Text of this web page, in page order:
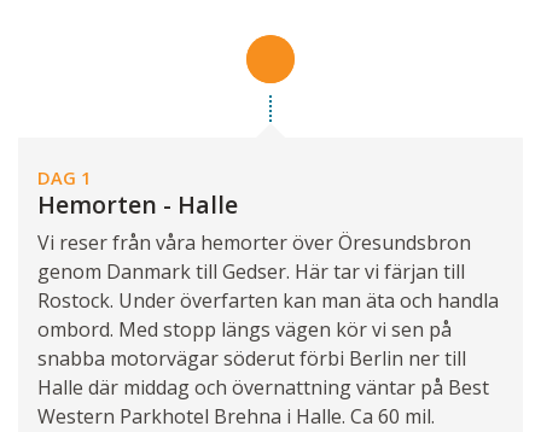
DAG 1
Hemorten - Halle
Vi reser från våra hemorter över Öresundsbron
genom Danmark till Gedser. Här tar vi färjan till
Rostock. Under överfarten kan man äta och handla
ombord. Med stopp längs vägen kör vi sen på
snabba motorvägar söderut förbi Berlin ner till
Halle där middag och övernattning väntar på Best
Western Parkhotel Brehna i Halle. Ca 60 mil.